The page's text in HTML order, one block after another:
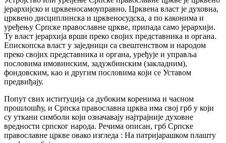
јерархијско и црквеносамоуправно. Црквена власт је духовна,
црквено дисциплинска и црквеносудска, а по каконима и
уређењу Српске православне цркве, припада само јерархији.
Ту власт јерархија врши преко својих представника и органа.
Епископска власт у заједници са свештенством и народом
преко својих представника и органа, уређује и управља
пословима имовинским, задужбинским (закладним),
фондовским, као и другим пословима који се Уставом
предвиђају.
Попут свих иституција са дубоким коренима и часном
прошлошћу, и Српска православна црква има свој грб у који
су уткани симболи који означавају најтрајније духовне
вредности српског народа. Речима описан, грб Српске
православне цркве овако изгледа : На патријарашком плашту